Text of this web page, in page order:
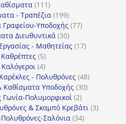
111111
προϊόντα
- Τραπέζια 199199
προϊόντα
Γραφείου-Υποδοχής 7777
Διευθυντικά 3030
προϊόντα
- Μαθητείας 1717
Καθρέπτες 55
προϊόντα
Καλόγεροι 44
προϊόντα
- Πολυθρόνες 4848
προϊόντα
Καθίσματα Υποδοχής 3030
Γωνία-Πολυμορφικοί 22
προϊόντα
& Σκαμπό Κρεβάτι 33
Σαλόνια 3434